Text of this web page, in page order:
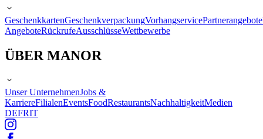
GeschenkkartenGeschenkverpackungVorhangservicePartnerangebote
AngeboteRückrufeAusschlüsseWettbewerbe
ÜBER MANOR
Unser UnternehmenJobs &
KarriereFilialenEventsFoodRestaurantsNachhaltigkeitMedien
DEFRIT